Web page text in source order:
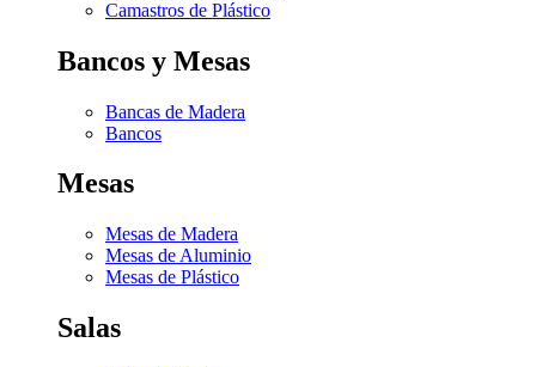
Camastros de Plástico
Bancos y Mesas
Bancas de Madera
Bancos
Mesas
Mesas de Madera
Mesas de Aluminio
Mesas de Plástico
Salas